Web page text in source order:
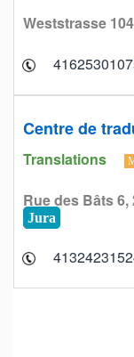
Weststrasse
Centre de
Translations
Rue des Bâts
Jura